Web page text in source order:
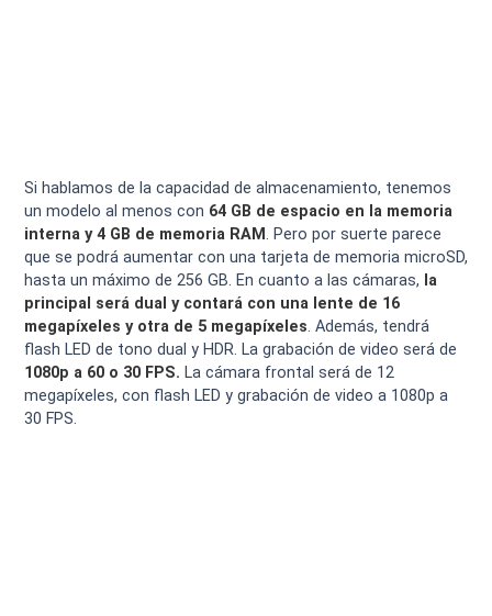
Si hablamos de la capacidad de almacenamiento, tenemos
un modelo al menos con 64 GB de espacio en la memoria
interna y 4 GB de memoria RAM. Pero por suerte parece
que se podrá aumentar con una tarjeta de memoria microSD,
hasta un máximo de 256 GB. En cuanto a las cámaras, la
principal será dual y contará con una lente de 16
megapíxeles y otra de 5 megapíxeles. Además, tendrá
flash LED de tono dual y HDR. La grabación de video será de
1080p a 60 o 30 FPS. La cámara frontal será de 12
megapíxeles, con flash LED y grabación de video a 1080p a
30 FPS.